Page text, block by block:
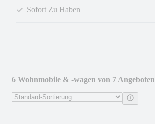
Sofort Zu Haben
6 Wohnmobile & -wagen von 7 Angeboten